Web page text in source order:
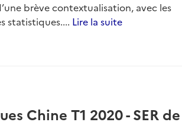
brève contextualisation, avec les
statistiques.... Lire la suite
Chine T1 2020 - SER de